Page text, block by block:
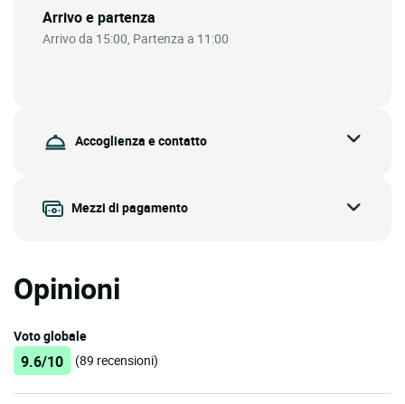
Arrivo e partenza
Arrivo da 15:00, Partenza a 11:00
Accoglienza e contatto
Mezzi di pagamento
Opinioni
Voto globale
9.6/10 (89 recensioni)